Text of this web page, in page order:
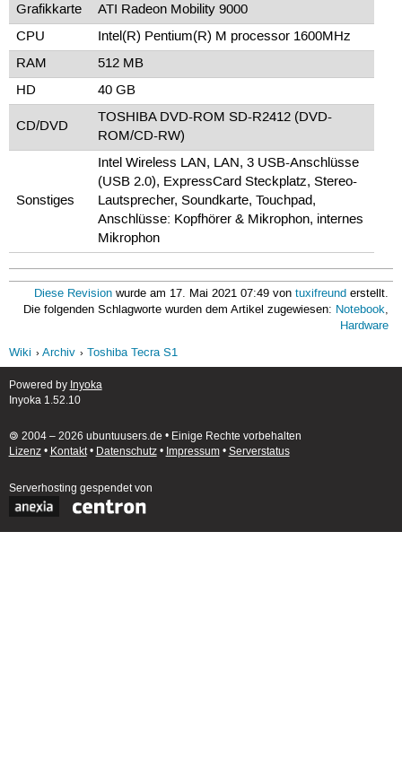
Grafikkarte
ATI Radeon Mobility 9000
CPU
Intel(R) Pentium(R) M processor 1600MHz
RAM
512 MB
HD
40 GB
CD/DVD
TOSHIBA DVD-ROM SD-R2412 (DVD-
ROM/CD-RW)
Sonstiges
Intel Wireless LAN, LAN, 3 USB-Anschlüsse
(USB 2.0), ExpressCard Steckplatz, Stereo-
Lautsprecher, Soundkarte, Touchpad,
Anschlüsse: Kopfhörer & Mikrophon, internes
Mikrophon
Diese Revision wurde am 17. Mai 2021 07:49 vontuxifreund erstellt.
Die folgenden Schlagworte wurden dem Artikel zugewiesen: Notebook,
Hardware
Wiki
Archiv Toshiba Tecra S1
Powered by Inyoka
Inyoka 1.52.10
🄯 2004 – 2026 ubuntuusers.de • Einige Rechte vorbehalten
Lizenz• Kontakt• Datenschutz• Impressum• Serverstatus
Serverhosting gespendet von